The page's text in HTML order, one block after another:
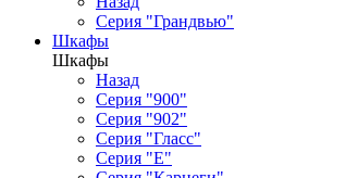
Серия "Грандвью"
Шкафы
Шкафы
Назад
Серия "900"
Серия "902"
Серия "Гласс"
Серия "Е"